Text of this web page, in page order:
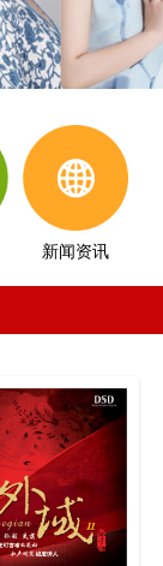
新闻资讯